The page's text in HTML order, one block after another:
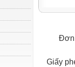
Đơn
Giấy